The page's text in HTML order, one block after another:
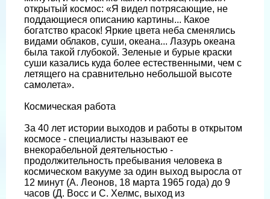
открытый космос: «Я видел потрясающие, не
поддающиеся описанию картины... Какое
богатство красок! Яркие цвета неба сменялись
видами облаков, суши, океана... Лазурь океана
была такой глубокой. Зеленые и бурые краски
суши казались куда более естественными, чем с
летящего на сравнительно небольшой высоте
самолета».
Космическая работа
За 40 лет истории выходов и работы в открытом
космосе - специалисты называют ее
внекорабельной деятельностью -
продолжительность пребывания человека в
космическом вакууме за один выход выросла от
12 минут (А. Леонов, 18 марта 1965 года) до 9
часов (Д. Восс и С. Хелмс, выход из